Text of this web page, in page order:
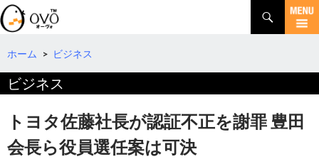
検
索
コ
テ
へ
ホーム > ビジネス
ビジネス
トヨタ佐藤社長が認証不正を謝罪 豊田
会長ら役員選任案は可決